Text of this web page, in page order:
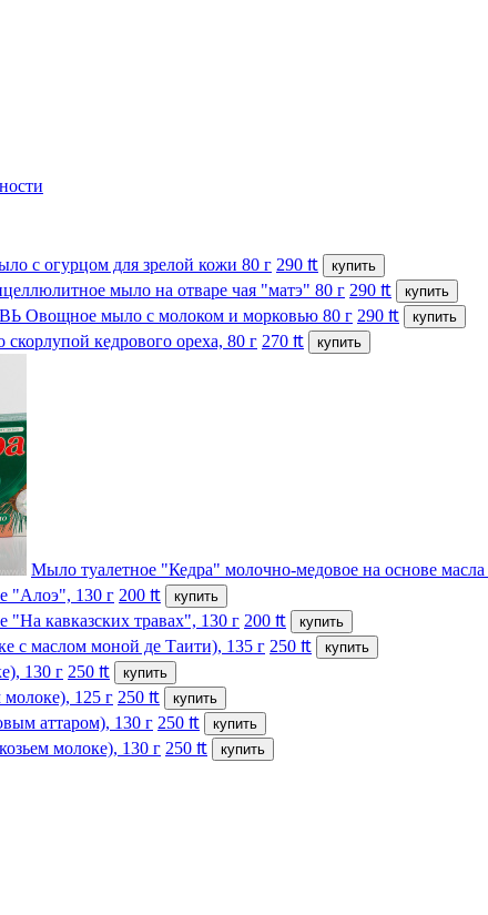
с огурцом для зрелой кожи 80 г 290 ₶ купить
мыло на отваре чая "матэ" 80 г 290 ₶ купить
мыло с молоком и морковью 80 г 290 ₶ купить
кедрового ореха, 80 г 270 ₶ купить
Мыло туалетное "Кедра" молочно-медовое на основе масла
"Алоэ", 130 г 200 ₶ купить
"На кавказских травах", 130 г 200 ₶ купить
с маслом моной де Таити), 135 г 250 ₶ купить
130 г 250 ₶ купить
молоке), 125 г 250 ₶ купить
аттаром), 130 г 250 ₶ купить
молоке), 130 г 250 ₶ купить